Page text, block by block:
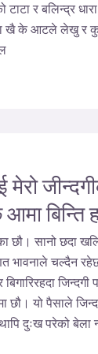
टाटा र बलिन्द्र
खै के आटले लेखु र
मेरो
बिन्ति
सानो छदा
भावनाले चल्दैन
बिगारिरहदा
छौ। यो पैसाले
दुःख परेको बेला